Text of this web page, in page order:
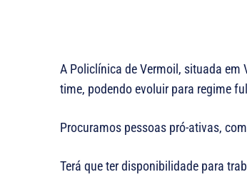
A Policlínica de Vermoil, situada em
time, podendo evoluir para regime
Procuramos pessoas pró-ativas,
Terá que ter disponibilidade para